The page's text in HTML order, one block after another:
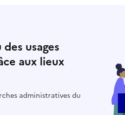
usages
aux lieux
administratives du